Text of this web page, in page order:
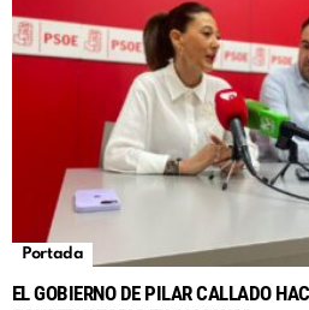
Portada
EL GOBIERNO DE PILAR CALLADO